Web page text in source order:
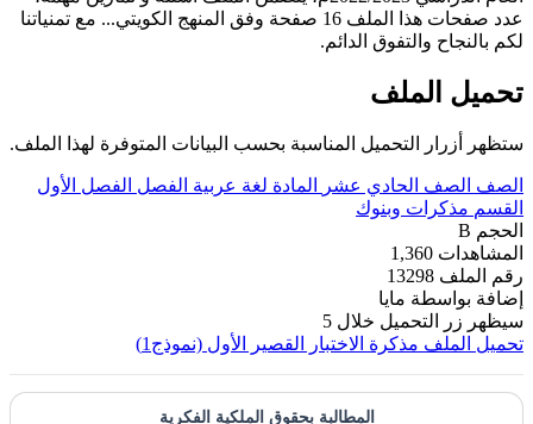
عدد صفحات هذا الملف 16 صفحة وفق المنهج الكويتي... مع تمنياتنا
لكم بالنجاح والتفوق الدائم.
تحميل الملف
ستظهر أزرار التحميل المناسبة بحسب البيانات المتوفرة لهذا الملف.
الصف الصف الحادي عشر المادة لغة عربية الفصل
الفصل الأول
القسم مذكرات وبنوك
الحجم B
المشاهدات 1,360
رقم الملف 13298
إضافة بواسطة مايا
سيظهر زر التحميل خلال 5
تحميل الملف مذكرة الاختبار القصير الأول (نموذج1)
المطالبة بحقوق الملكية الفكرية